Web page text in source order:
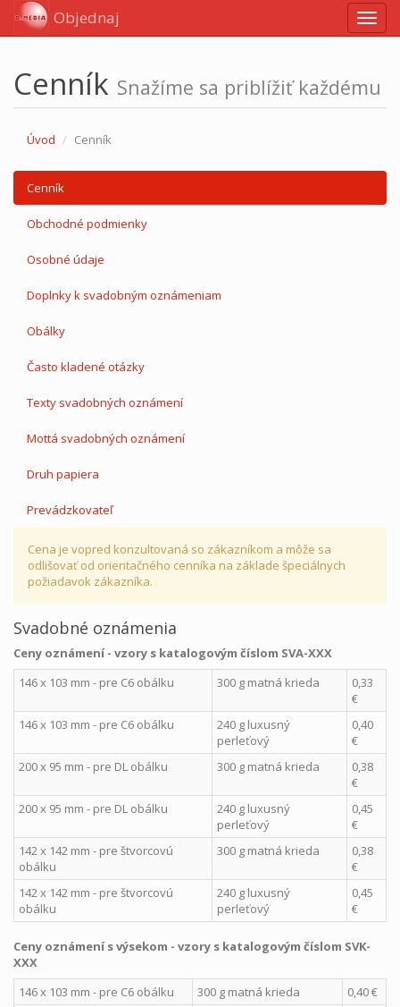
Objednaj
Cenník Snažíme sa priblížiť každému
Úvod Cenník
Cenník
Obchodné podmienky
Osobné údaje
Doplnky k svadobným oznámeniam
Obálky
Často kladené otázky
Texty svadobných oznámení
Mottá svadobných oznámení
Druh papiera
Prevádzkovateľ
Cena je vopred konzultovaná so zákazníkom a môže sa
odlišovať od orientačného cenníka na základe špeciálnych
požiadavok zákazníka.
Svadobné oznámenia
Ceny oznámení- vzory s katalogovým číslom SVA-XXX
146 x 103 mm - pre C6 obálku
300 g matná krieda
0,33
€
146 x 103 mm - pre C6 obálku
240 g luxusný
perleťový
0,40
€
200 x 95 mm - pre DL obálku
300 g matná krieda
0,38
€
200 x 95 mm - pre DL obálku
240 g luxusný
perleťový
0,45
€
142 x 142 mm - pre štvorcovú
obálku
300 g matná krieda
0,38
€
142 x 142 mm - pre štvorcovú
obálku
240 g luxusný
perleťový
0,45
€
Ceny oznámení s výsekom - vzory s katalogovým číslom SVK-
XXX
146 x 103 mm - pre C6 obálku
300 g matná krieda
0,40 €